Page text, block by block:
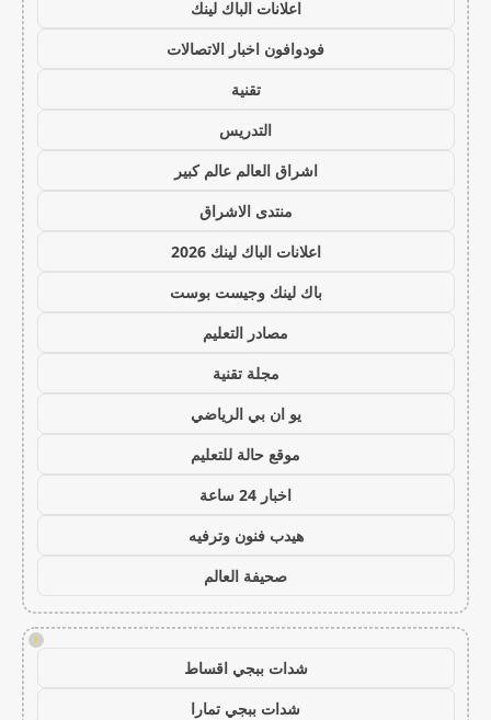
اعلانات الباك لينك
فودوافون اخبار الاتصالات
تقنية
التدريس
اشراق العالم عالم كبير
منتدى الاشراق
اعلانات الباك لينك 2026
باك لينك وجيست بوست
مصادر التعليم
مجلة تقنية
يو ان بي الرياضي
موقع حالة للتعليم
اخبار 24 ساعة
هيدب فنون وترفيه
صحيفة العالم
!
شدات ببجي اقساط
شدات ببجي تمارا